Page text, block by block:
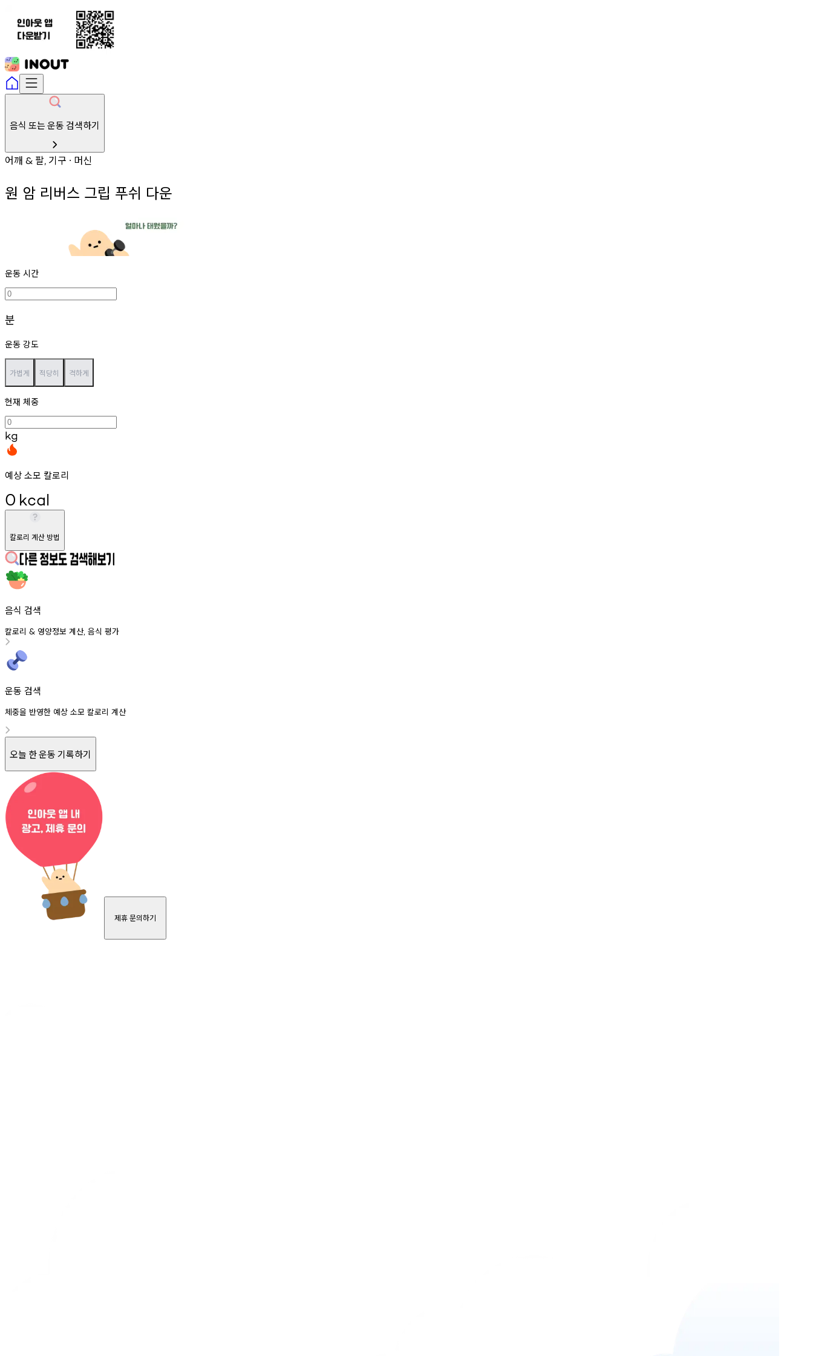
음식 또는 운동 검색하기
어깨 & 팔, 기구 ∙ 머신
원 암 리버스 그립 푸쉬 다운
운동 시간
분
운동 강도
가볍게 적당히 격하게
현재 체중
kg
예상 소모 칼로리
0 kcal
칼로리 계산 방법
음식 검색
칼로리 & 영양정보 계산, 음식 평가
운동 검색
체중을 반영한 예상 소모 칼로리 계산
오늘 한 운동 기록하기
제휴 문의하기